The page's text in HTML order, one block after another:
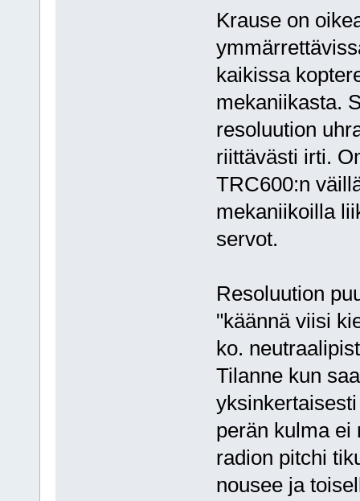
Krause on
kaikissa
mekaniikasta.
resoluution
riittävästi irti.
TRC600:n
mekaniikoilla
servot.
Resoluution
"käännä viisi
ko.
Tilanne kun
perän kulma ei
radion pitchi
nousee ja